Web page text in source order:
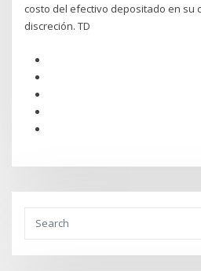
costo del efectivo depositado en su
discreción. TD